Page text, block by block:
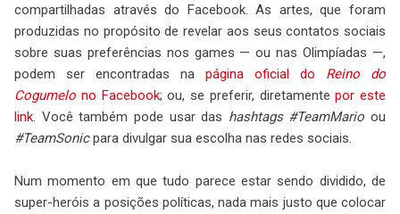
compartilhadas através do Facebook. As artes, que foram
produzidas no propósito de revelar aos seus contatos sociais
sobre suas preferências nos games — ou nas Olimpíadas —,
podem ser encontradas na página oficial do Reino do
Cogumelo no Facebook; ou, se preferir, diretamentepor este
link. Você também pode usar das hashtags #TeamMario ou
#TeamSonicpara divulgar sua escolha nas redes sociais.
Num momento em que tudo parece estar sendo dividido, de
super-heróis a posições políticas, nada mais justo que colocar